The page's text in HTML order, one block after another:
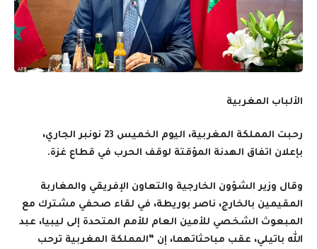
الألباب المغربية
رحبت المملكة المغربية، اليوم الخميس 23 نونبر الجاري،
بإعلان اتفاق الهدنة المؤقتة لوقف الحرب في قطاع غزة.
وقال وزير الشؤون الخارجية والتعاون الإفريقي والمغاربة
المقيمين بالخارج، ناصر بوريطة، في لقاء صحفي مشترك مع
المبعوث الشخصي للأمين العام للأمم المتحدة إلى ليبيا، عبد
الله باتيلي، عقب مباحثاتهما، إن “المملكة المغربية ترحب